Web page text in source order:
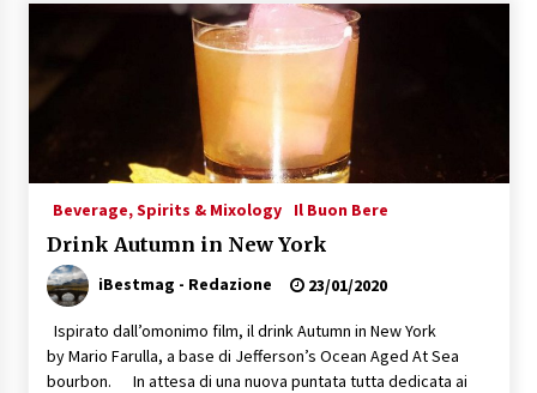
Speciale – Cinque Risi Italiani Top
04/03/2019
Speciale Vini Rosè Italiani
31/07/2018
Beverage, Spirits & Mixology Il Buon Bere
Drink Autumn in New York
iBestmag - Redazione 23/01/2020
Ispirato dall’omonimo film, il drink Autumn in New York
by Mario Farulla, a base di Jefferson’s Ocean Aged At Sea
bourbon. In attesa di una nuova puntata tutta dedicata ai